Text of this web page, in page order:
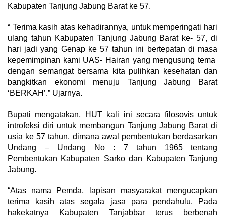
Kabupaten Tanjung Jabung Barat ke 57.
“ Terima kasih atas kehadirannya, untuk memperingati hari
ulang tahun Kabupaten Tanjung Jabung Barat ke- 57, di
hari jadi yang Genap ke 57 tahun ini bertepatan di masa
kepemimpinan kami UAS- Hairan yang mengusung tema
dengan semangat bersama kita pulihkan kesehatan dan
bangkitkan ekonomi menuju Tanjung Jabung Barat
‘BERKAH’.” Ujarnya.
Bupati mengatakan, HUT kali ini secara filosovis untuk
introfeksi diri untuk membangun Tanjung Jabung Barat di
usia ke 57 tahun, dimana awal pembentukan berdasarkan
Undang – Undang No : 7 tahun 1965 tentang
Pembentukan Kabupaten Sarko dan Kabupaten Tanjung
Jabung.
“Atas nama Pemda, lapisan masyarakat mengucapkan
terima kasih atas segala jasa para pendahulu. Pada
hakekatnya Kabupaten Tanjabbar terus berbenah